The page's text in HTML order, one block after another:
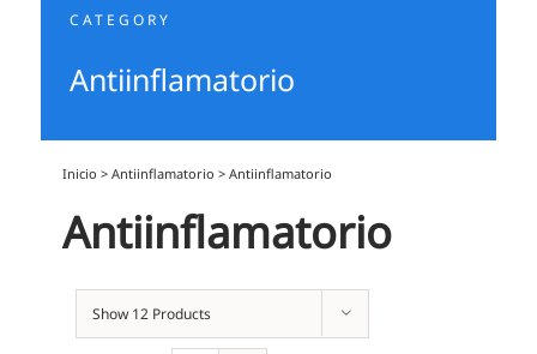
CATEGORY
Antiinflamatorio
Inicio >Antiinflamatorio >Antiinflamatorio
Antiinflamatorio
Show 12 Products